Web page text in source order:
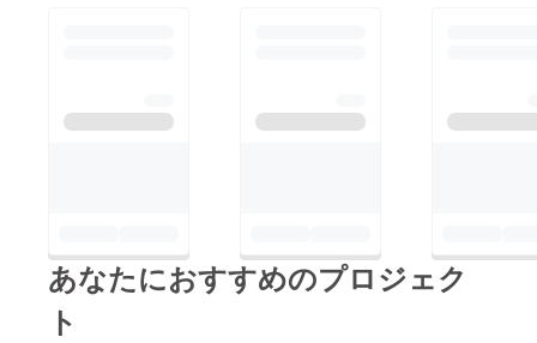
私も猫たちのた
あなたにおすすめのプロジェク
ト